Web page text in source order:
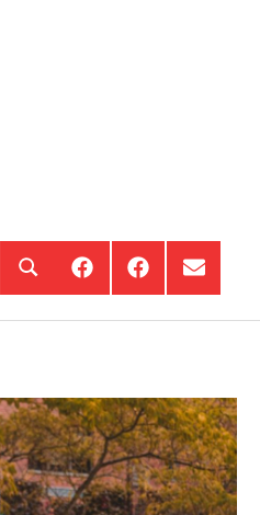
Search
銀
髮
住
宅
投
資
銀
髮,
海
選
單
項
目